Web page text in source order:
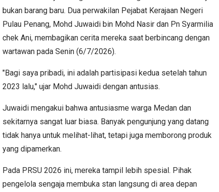
bukan barang baru. Dua perwakilan Pejabat Kerajaan Negeri
Pulau Penang, Mohd Juwaidi bin Mohd Nasir dan Pn Syarmilia
chek Ani, membagikan cerita mereka saat berbincang dengan
wartawan pada Senin (6/7/2026).
"Bagi saya pribadi, ini adalah partisipasi kedua setelah tahun
2023 lalu," ujar Mohd Juwaidi dengan antusias.
Juwaidi mengakui bahwa antusiasme warga Medan dan
sekitarnya sangat luar biasa. Banyak pengunjung yang datang
tidak hanya untuk melihat-lihat, tetapi juga memborong produk
yang dipamerkan.
Pada PRSU 2026 ini, mereka tampil lebih spesial. Pihak
pengelola sengaja membuka stan langsung di area depan